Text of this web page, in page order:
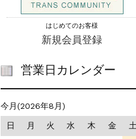
はじめてのお客様
新規会員登録
営業日カレンダー
今月(2026年8月)
日 月 火 水 木 金 土